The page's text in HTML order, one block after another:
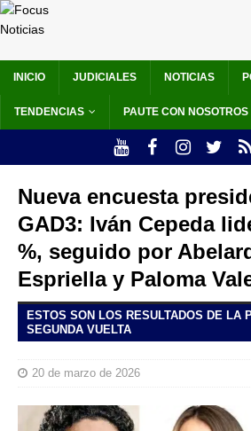
INICIO JUDICIALES NOTICIAS
TENDENCIAS PAUTE CON NOSOTROS
Nueva encuesta
GAD3: Iván Cepeda
%, seguido por
Espriella y Paloma
ESTOS SON LOS RESULTADOS DE LA
SEGUNDA VUELTA
20 de marzo de 2026